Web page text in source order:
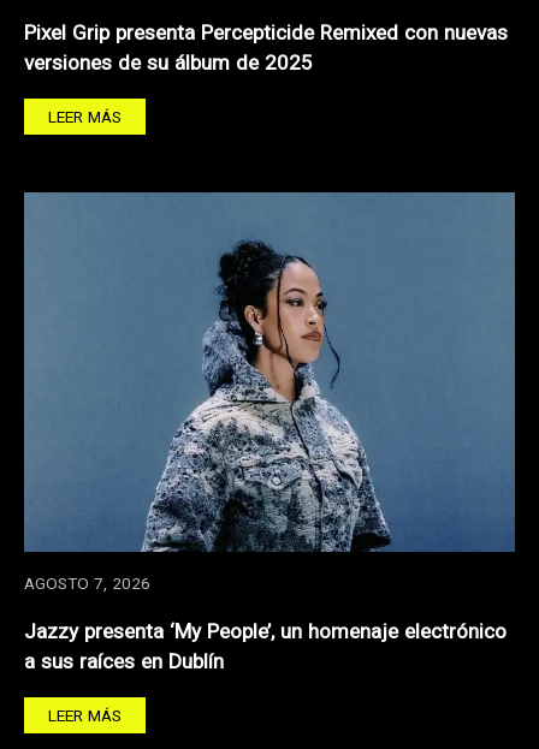
Pixel Grip presenta Percepticide Remixed con nuevas
versiones de su álbum de 2025
LEER MÁS
AGOSTO 7, 2026
Jazzy presenta ‘My People’, un homenaje electrónico
a sus raíces en Dublín
LEER MÁS